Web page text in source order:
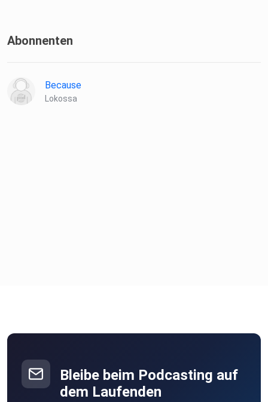
Abonnenten
Because
Lokossa
Bleibe beim Podcasting auf
dem Laufenden